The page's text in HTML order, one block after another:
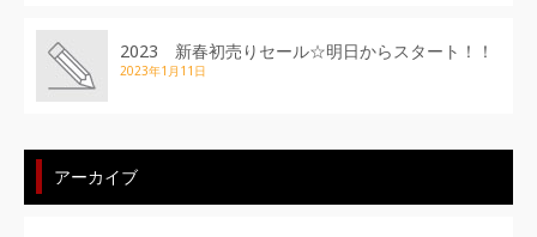
2023 新春初売りセール☆明日からスタート！！
2023年1月11日
アーカイブ